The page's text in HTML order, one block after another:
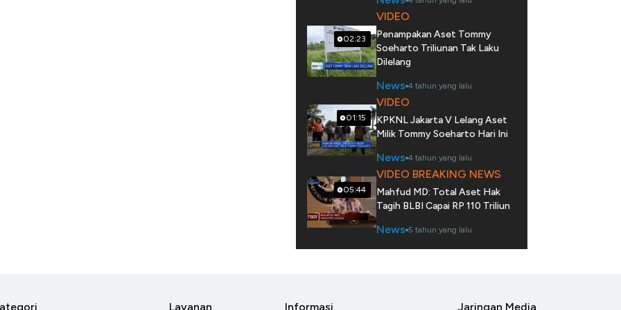
02:23
VIDEO
Penampakan Aset Tommy
Soeharto Triliunan Tak Laku
Dilelang
News 4 tahun yang lalu
01:15
VIDEO
KPKNL Jakarta V Lelang Aset
Milik Tommy Soeharto Hari Ini
News 4 tahun yang lalu
05:44
VIDEO BREAKING NEWS
Mahfud MD: Total Aset Hak
Tagih BLBI Capai RP 110 Triliun
News 5 tahun yang lalu
Layanan Informasi Jaringan Media